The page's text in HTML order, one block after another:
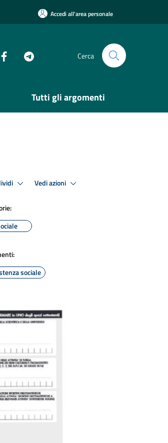
Accedi all'area personale
Cerca
Tutti gli argomenti
Vedi azioni
sociale